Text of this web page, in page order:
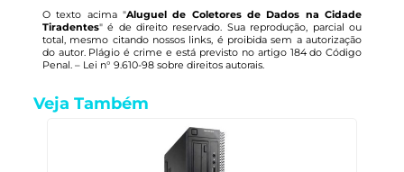
O texto acima "Aluguel de Coletores de Dados na Cidade
Tiradentes" é de direito reservado. Sua reprodução, parcial ou
total, mesmo citando nossos links, é proibida sem a autorização
do autor. Plágio é crime e está previsto no artigo 184 do Código
Penal. – Lei n° 9.610-98 sobre direitos autorais.
Veja Também